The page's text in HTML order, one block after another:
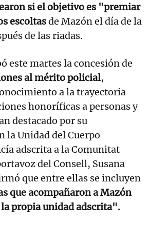
si el objetivo es "premiar
escoltasde Mazón el día de la
de las riadas.
este martes la concesión de
al mérito policial,
a la trayectoria
honoríficas a personas y
destacado por su
la Unidad del Cuerpo
adscrita a la Comunitat
del Consell, Susana
que entre ellas se incluyen
que acompañaron a Mazón
propia unidad adscrita".